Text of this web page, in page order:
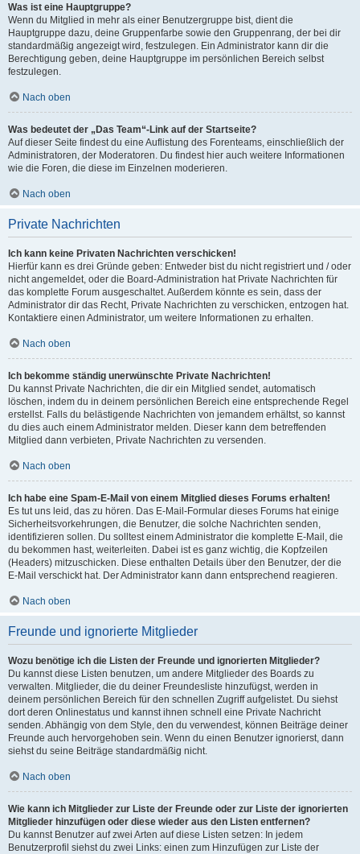
Was ist eine Hauptgruppe?
Wenn du Mitglied in mehr als einer Benutzergruppe bist, dient die
Hauptgruppe dazu, deine Gruppenfarbe sowie den Gruppenrang, der bei dir
standardmäßig angezeigt wird, festzulegen. Ein Administrator kann dir die
Berechtigung geben, deine Hauptgruppe im persönlichen Bereich selbst
festzulegen.
Nach oben
Was bedeutet der „Das Team“-Link auf der Startseite?
Auf dieser Seite findest du eine Auflistung des Forenteams, einschließlich der
Administratoren, der Moderatoren. Du findest hier auch weitere Informationen
wie die Foren, die diese im Einzelnen moderieren.
Nach oben
Private Nachrichten
Ich kann keine Privaten Nachrichten verschicken!
Hierfür kann es drei Gründe geben: Entweder bist du nicht registriert und / oder
nicht angemeldet, oder die Board-Administration hat Private Nachrichten für
das komplette Forum ausgeschaltet. Außerdem könnte es sein, dass der
Administrator dir das Recht, Private Nachrichten zu verschicken, entzogen hat.
Kontaktiere einen Administrator, um weitere Informationen zu erhalten.
Nach oben
Ich bekomme ständig unerwünschte Private Nachrichten!
Du kannst Private Nachrichten, die dir ein Mitglied sendet, automatisch
löschen, indem du in deinem persönlichen Bereich eine entsprechende Regel
erstellst. Falls du belästigende Nachrichten von jemandem erhältst, so kannst
du dies auch einem Administrator melden. Dieser kann dem betreffenden
Mitglied dann verbieten, Private Nachrichten zu versenden.
Nach oben
Ich habe eine Spam-E-Mail von einem Mitglied dieses Forums erhalten!
Es tut uns leid, das zu hören. Das E-Mail-Formular dieses Forums hat einige
Sicherheitsvorkehrungen, die Benutzer, die solche Nachrichten senden,
identifizieren sollen. Du solltest einem Administrator die komplette E-Mail, die
du bekommen hast, weiterleiten. Dabei ist es ganz wichtig, die Kopfzeilen
(Headers) mitzuschicken. Diese enthalten Details über den Benutzer, der die
E-Mail verschickt hat. Der Administrator kann dann entsprechend reagieren.
Nach oben
Freunde und ignorierte Mitglieder
Wozu benötige ich die Listen der Freunde und ignorierten Mitglieder?
Du kannst diese Listen benutzen, um andere Mitglieder des Boards zu
verwalten. Mitglieder, die du deiner Freundesliste hinzufügst, werden in
deinem persönlichen Bereich für den schnellen Zugriff aufgelistet. Du siehst
dort deren Onlinestatus und kannst ihnen schnell eine Private Nachricht
senden. Abhängig von dem Style, den du verwendest, können Beiträge deiner
Freunde auch hervorgehoben sein. Wenn du einen Benutzer ignorierst, dann
siehst du seine Beiträge standardmäßig nicht.
Nach oben
Wie kann ich Mitglieder zur Liste der Freunde oder zur Liste der ignorierten
Mitglieder hinzufügen oder diese wieder aus den Listen entfernen?
Du kannst Benutzer auf zwei Arten auf diese Listen setzen: In jedem
Benutzerprofil siehst du zwei Links: einen zum Hinzufügen zur Liste der